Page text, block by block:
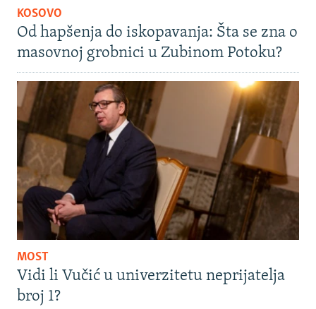
KOSOVO
Od hapšenja do iskopavanja: Šta se zna o
masovnoj grobnici u Zubinom Potoku?
MOST
Vidi li Vučić u univerzitetu neprijatelja
broj 1?